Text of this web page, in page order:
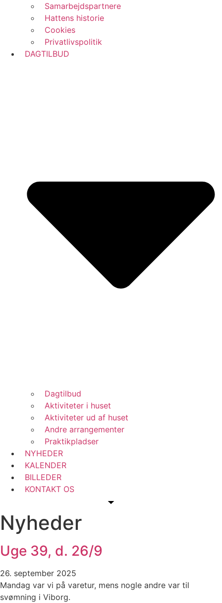
Samarbejdspartnere
Hattens historie
Cookies
Privatlivspolitik
DAGTILBUD
Dagtilbud
Aktiviteter i huset
Aktiviteter ud af huset
Andre arrangementer
Praktikpladser
NYHEDER
KALENDER
BILLEDER
KONTAKT OS
Nyheder
Uge 39, d. 26/9
26. september 2025
Mandag var vi på varetur, mens nogle andre var til
svømning i Viborg.